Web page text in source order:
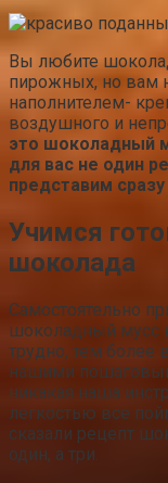
Вы любите
пирожных, но вам
наполнителем-
воздушного и
это шоколадный
для вас не один
представим
Учимся
шоколада
Самостоятельно
шоколадный мусс
трудно, тем более
нашими
никакая наша
легкостью все
сказали рецепт
один, а три.